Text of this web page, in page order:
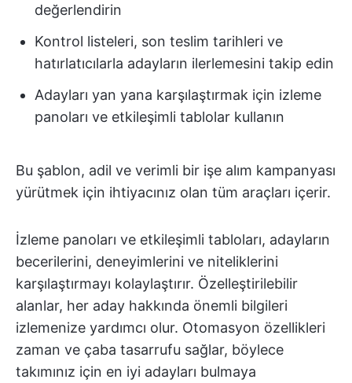
değerlendirin
Kontrol listeleri, son teslim tarihleri ve
hatırlatıcılarla adayların ilerlemesini takip edin
Adayları yan yana karşılaştırmak için izleme
panoları ve etkileşimli tablolar kullanın
Bu şablon, adil ve verimli bir işe alım kampanyası
yürütmek için ihtiyacınız olan tüm araçları içerir.
İzleme panoları ve etkileşimli tabloları, adayların
becerilerini, deneyimlerini ve niteliklerini
karşılaştırmayı kolaylaştırır. Özelleştirilebilir
alanlar, her aday hakkında önemli bilgileri
izlemenize yardımcı olur. Otomasyon özellikleri
zaman ve çaba tasarrufu sağlar, böylece
takımınız için en iyi adayları bulmaya